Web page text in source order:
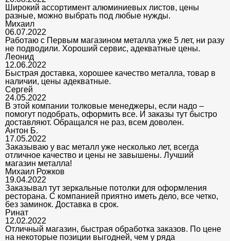
Широкий ассортимент алюминиевых листов, цены
разные, можно выбрать под любые нужды.
Михаил
06.07.2022
Работаю с Первым магазином металла уже 5 лет, ни разу
не подводили. Хороший сервис, адекватные цены.
Леонид
12.06.2022
Быстрая доставка, хорошее качество металла, товар в
наличии, цены адекватные.
Сергей
24.05.2022
В этой компании толковые менеджеры, если надо –
помогут подобрать, оформить все. И заказы тут быстро
доставляют. Обращался не раз, всем доволен.
Антон Б.
17.05.2022
Заказываю у вас металл уже несколько лет, всегда
отличное качество и цены не завышены. Лучший
магазин металла!
Михаил Рожков
19.04.2022
Заказывал тут зеркальные потолки для оформления
ресторана. С компанией приятно иметь дело, все четко,
без заминок. Доставка в срок.
Ринат
12.02.2022
Отличный магазин, быстрая обработка заказов. По цене
на некоторые позиции выгодней, чем у ряда